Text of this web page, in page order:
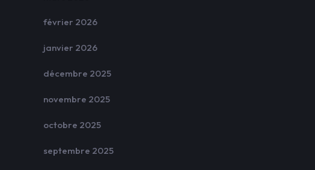
février 2026
janvier 2026
décembre 2025
novembre 2025
octobre 2025
septembre 2025